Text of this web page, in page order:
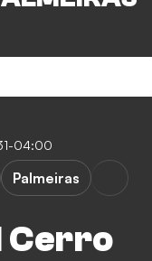
04:00
Cerro
Palmeiras